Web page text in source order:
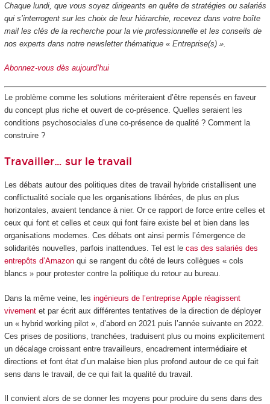
Chaque lundi, que vous soyez dirigeants en quête de stratégies ou salariés
qui s’interrogent sur les choix de leur hiérarchie, recevez dans votre boîte
mail les clés de la recherche pour la vie professionnelle et les conseils de
nos experts dans notre newsletter thématique « Entreprise(s) ».
Abonnez-vous dès aujourd’hui
Le problème comme les solutions mériteraient d’être repensés en faveur
du concept plus riche et ouvert de co-présence. Quelles seraient les
conditions psychosociales d’une co-présence de qualité ? Comment la
construire ?
Travailler… sur le travail
Les débats autour des politiques dites de travail hybride cristallisent une
conflictualité sociale que les organisations libérées, de plus en plus
horizontales, avaient tendance à nier. Or ce rapport de force entre celles et
ceux qui font et celles et ceux qui font faire existe bel et bien dans les
organisations modernes. Ces débats ont ainsi permis l’émergence de
solidarités nouvelles, parfois inattendues. Tel est le cas des salariés des
entrepôts d’Amazonqui se rangent du côté de leurs collègues « cols
blancs » pour protester contre la politique du retour au bureau.
Dans la même veine, les ingénieurs de l’entreprise Apple réagissent
vivementet par écrit aux différentes tentatives de la direction de déployer
un « hybrid working pilot », d’abord en 2021 puis l’année suivante en 2022.
Ces prises de positions, tranchées, traduisent plus ou moins explicitement
un décalage croissant entre travailleurs, encadrement intermédiaire et
directions et font état d’un malaise bien plus profond autour de ce qui fait
sens dans le travail, de ce qui fait la qualité du travail.
Il convient alors de se donner les moyens pour produire du sens dans des